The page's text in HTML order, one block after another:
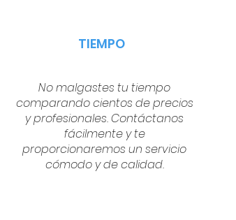
TIEMPO
No malgastes tu tiempo
comparando cientos de precios
y profesionales. Contáctanos
fácilmente y te
proporcionaremos un servicio
cómodo y de calidad.